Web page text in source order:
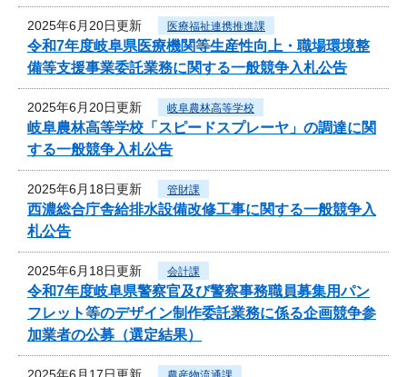
2025年6月20日更新 医療福祉連携推進課
令和7年度岐阜県医療機関等生産性向上・職場環境整
備等支援事業委託業務に関する一般競争入札公告
2025年6月20日更新 岐阜農林高等学校
岐阜農林高等学校「スピードスプレーヤ」の調達に関
する一般競争入札公告
2025年6月18日更新 管財課
西濃総合庁舎給排水設備改修工事に関する一般競争入
札公告
2025年6月18日更新 会計課
令和7年度岐阜県警察官及び警察事務職員募集用パン
フレット等のデザイン制作委託業務に係る企画競争参
加業者の公募（選定結果）